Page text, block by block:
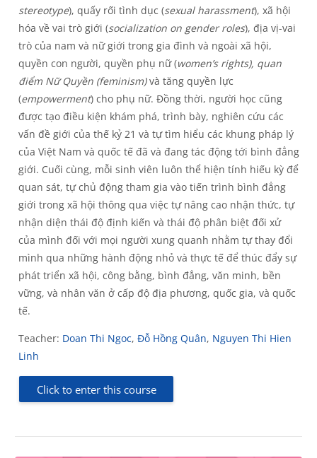
stereotype), quấy rối tình dục (sexual harassment), xã hội
hóa về vai trò giới (socialization on gender roles), địa vị-vai
trò của nam và nữ giới trong gia đình và ngoài xã hội,
quyền con người, quyền phụ nữ (women’s rights), quan
điểm Nữ Quyền (feminism)và tăng quyền lực
(empowerment) cho phụ nữ. Đồng thời, người học cũng
được tạo điều kiện khám phá, trình bày, nghiên cứu các
vấn đề giới của thế kỷ 21 và tự tìm hiểu các khung pháp lý
của Việt Nam và quốc tế đã và đang tác động tới bình đẳng
giới. Cuối cùng, mỗi sinh viên luôn thể hiện tính hiếu kỳ để
quan sát, tự chủ động tham gia vào tiến trình bình đẳng
giới trong xã hội thông qua việc tự nâng cao nhận thức, tự
nhận diện thái độ định kiến và thái độ phân biệt đối xử
của mình đối với mọi người xung quanh nhằm tự thay đổi
mình qua những hành động nhỏ và thực tế để thúc đẩy sự
phát triển xã hội, công bằng, bình đẳng, văn minh, bền
vững, và nhân văn ở cấp độ địa phương, quốc gia, và quốc
tế.
Teacher: Doan Thi Ngoc, Đỗ Hồng Quân, Nguyen Thi Hien
Linh
Click to enter this course